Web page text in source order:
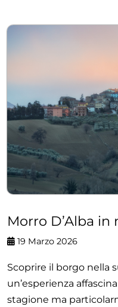
Morro D’Alba
19 Marzo 2026
Scoprire il borgo nella
un’esperienza
stagione ma